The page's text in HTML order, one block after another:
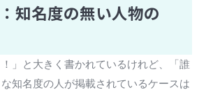
知名度の無い人物の
！」と大きく書かれているけれど、「誰
知名度の人が掲載されているケースは